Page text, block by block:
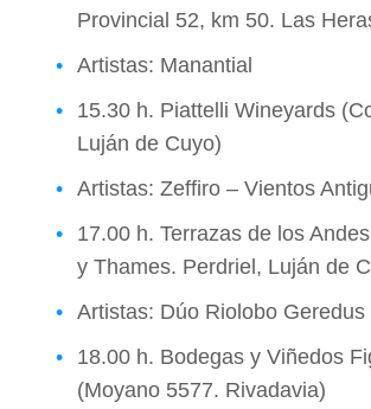
Provincial 52, km 50. Las
Artistas: Manantial
15.30 h. Piattelli Wineyards
Luján de Cuyo)
Artistas: Zeffiro – Vientos
17.00 h. Terrazas de los
y Thames. Perdriel, Luján de
Artistas: Dúo Riolobo Geredus
18.00 h. Bodegas y Viñedos
(Moyano 5577. Rivadavia)